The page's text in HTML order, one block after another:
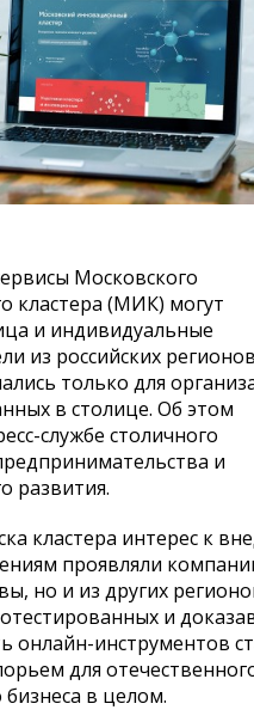
Московского
кластера (МИК) могут
и индивидуальные
из российских
только для
в столице. Об этом
службе столичного
и
развития.
кластера интерес к
проявляли
но и из других
и
онлайн-инструментов
для
бизнеса в целом.